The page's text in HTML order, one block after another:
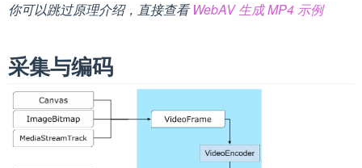
你可以跳过原理介绍，直接查看WebAV 生成 MP4 示例
采集与编码